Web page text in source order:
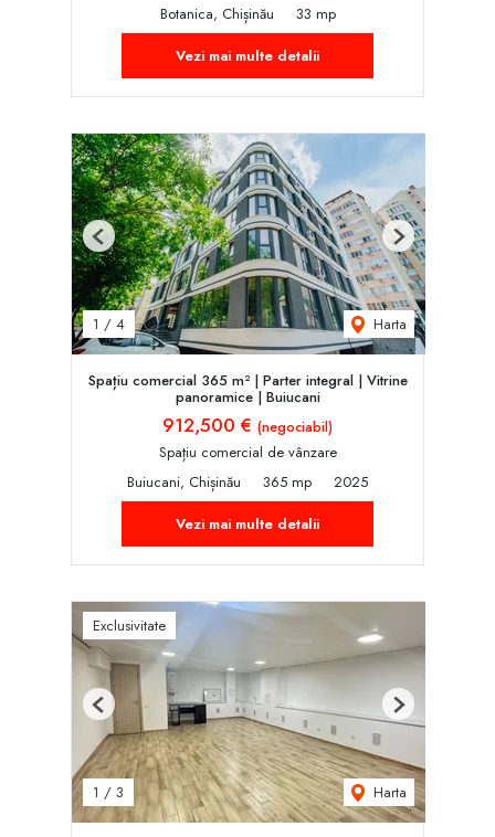
Botanica, Chișinău
33 mp
Vezi mai multe detalii
1 / 4 Harta
Previous Next
Spațiu comercial 365 m² | Parter integral | Vitrine
panoramice | Buiucani
912,500 € (negociabil)
Spațiu comercial de vânzare
Buiucani, Chișinău
365 mp
2025
Vezi mai multe detalii
Exclusivitate
1 / 3 Harta
Previous Next